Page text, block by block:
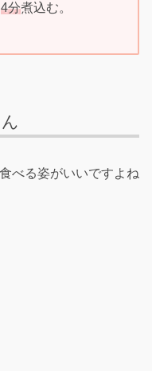
4分煮込む。
べる姿がいいですよね